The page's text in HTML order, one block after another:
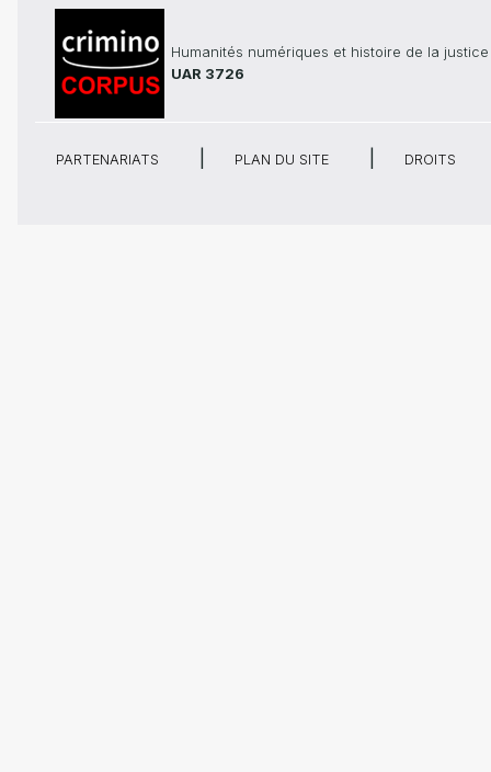
Humanités numériques et histoire de la justice
UAR 3726
PARTENARIATS PLAN DU SITE DROITS